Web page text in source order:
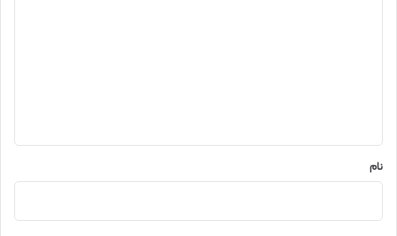
نام